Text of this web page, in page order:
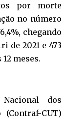
por morte
no número
chegando
de 2021 e 473
meses.
dos
CUT)